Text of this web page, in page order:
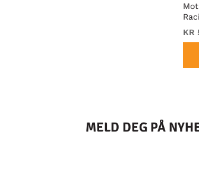
KR
MELD DEG PÅ